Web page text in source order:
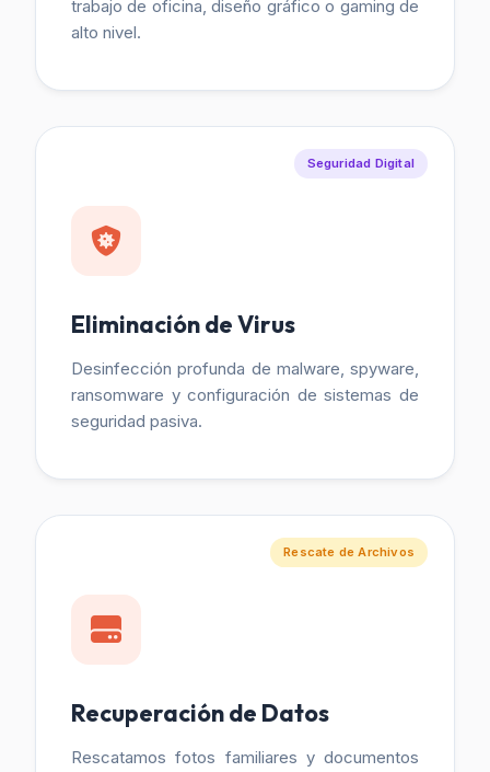
trabajo de oficina, diseño gráfico o gaming de
alto nivel.
Seguridad Digital
Eliminación de Virus
Desinfección profunda de malware, spyware,
ransomware y configuración de sistemas de
seguridad pasiva.
Rescate de Archivos
Recuperación de Datos
Rescatamos fotos familiares y documentos